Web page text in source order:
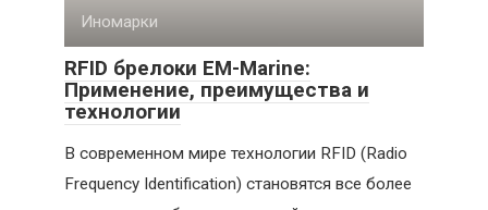
Иномарки
RFID брелоки EM-Marine:
Применение, преимущества и
технологии
В современном мире технологии RFID (Radio
Frequency Identification) становятся все более